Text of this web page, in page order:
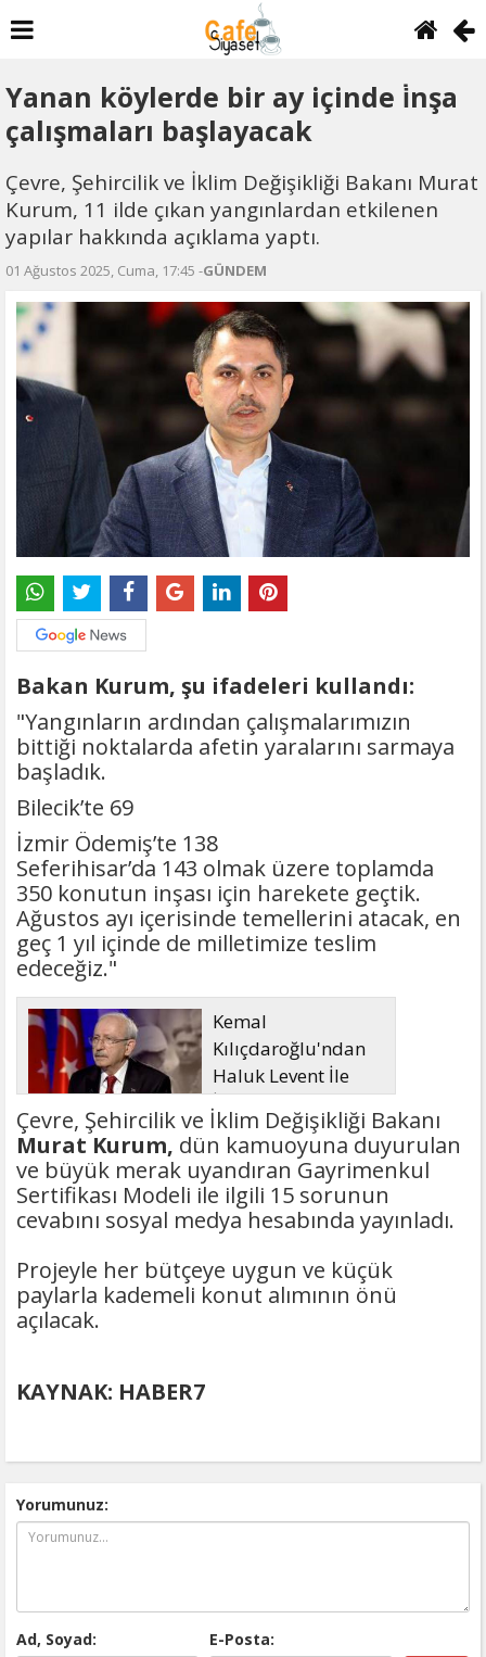
Yanan köylerde bir ay içinde i̇nşa
çalışmaları başlayacak
Çevre, Şehircilik ve İklim Değişikliği Bakanı Murat
Kurum, 11 ilde çıkan yangınlardan etkilenen
yapılar hakkında açıklama yaptı.
01 Ağustos 2025, Cuma, 17:45 -GÜNDEM
Bakan Kurum, şu ifadeleri kullandı:
"Yangınların ardından çalışmalarımızın
bittiği noktalarda afetin yaralarını sarmaya
başladık.
Bilecik’te 69
İzmir Ödemiş’te 138
Seferihisar’da 143 olmak üzere toplamda
350 konutun inşası için harekete geçtik.
Ağustos ayı içerisinde temellerini atacak, en
geç 1 yıl içinde de milletimize teslim
edeceğiz."
Kemal
Kılıçdaroğlu'ndan
Haluk Levent İle
İlgili Açıklama
Çevre, Şehircilik ve İklim Değişikliği Bakanı
Murat Kurum, dün kamuoyuna duyurulan
ve büyük merak uyandıran Gayrimenkul
Sertifikası Modeli ile ilgili 15 sorunun
cevabını sosyal medya hesabında yayınladı.
Projeyle her bütçeye uygun ve küçük
paylarla kademeli konut alımının önü
açılacak.
KAYNAK: HABER7
Yorumunuz:
Ad, Soyad: E-Posta: